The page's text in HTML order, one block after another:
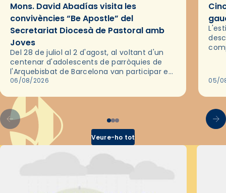
Mons. David Abadías visita les
convivències “Be Apostle” del
Secretariat Diocesà de Pastoral amb
Joves
Del 28 de juliol al 2 d'agost, al voltant d'un
centenar d'adolescents de parròquies de
l'Arquebisbat de Barcelona van participar en
les convivències Be Apostle, organitzades
06/08/2026 05/
Veure-ho tot